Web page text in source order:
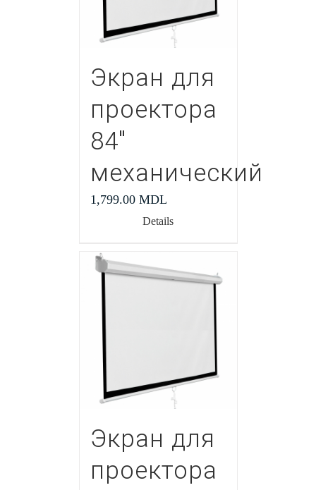
Экран для
проектора
84″
механический
1,799.00 MDL
Details
Экран для
проектора